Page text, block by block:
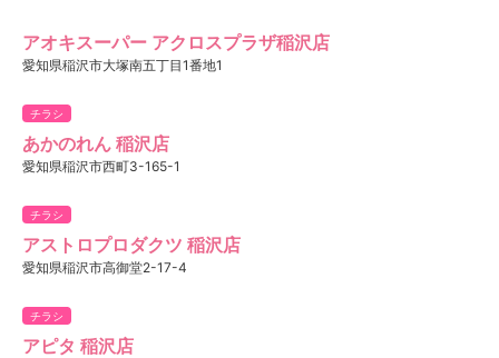
アオキスーパー アクロスプラザ稲沢店
愛知県稲沢市大塚南五丁目1番地1
チラシ
あかのれん 稲沢店
愛知県稲沢市西町3-165-1
チラシ
アストロプロダクツ 稲沢店
愛知県稲沢市高御堂2-17-4
チラシ
アピタ 稲沢店